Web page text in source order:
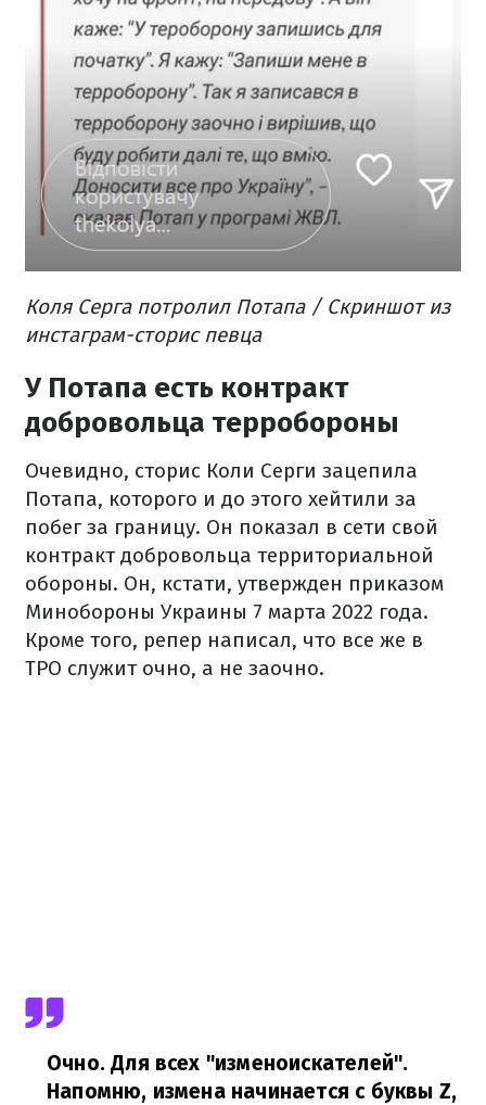
Коля Серга потролил Потапа / Скриншот из
инстаграм-сторис певца
У Потапа есть контракт
добровольца терробороны
Очевидно, сторис Коли Серги зацепила
Потапа, которого и до этого хейтили за
побег за границу. Он показал в сети свой
контракт добровольца территориальной
обороны. Он, кстати, утвержден приказом
Минобороны Украины 7 марта 2022 года.
Кроме того, репер написал, что все же в
ТРО служит очно, а не заочно.
Очно. Для всех "изменоискателей".
Напомню, измена начинается с буквы Z,